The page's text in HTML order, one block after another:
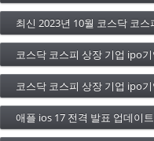
최신 2023년 10월 코스닥 코
코스닥 코스피 상장 기업 ipo
코스닥 코스피 상장 기업 ipo
애플 ios 17 전격 발표 업데이